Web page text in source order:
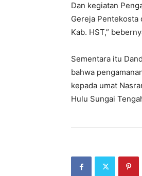
Dan kegiatan
Gereja Pentekosta
Kab. HST,”
Sementara itu
bahwa
kepada umat
Hulu Sungai